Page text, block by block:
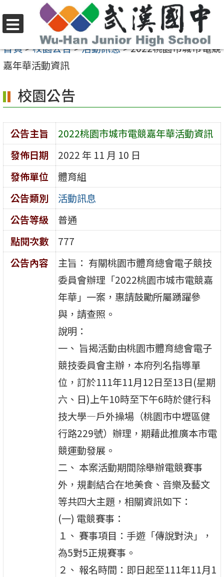
至
要
容
區
選
單
首頁>校園公告>活動訊息>2022桃園市城市電競
嘉年華活動資訊
校園公告
公告主旨
2022桃園市城市電競嘉年華活動資訊
發佈日期
2022 年 11 月 10 日
發佈單位
體育組
公告類別
活動訊息
公告等級
普通
點閱次數
777
公告內容
主旨： 有關桃園市體育總會電子競技
委員會辦理「2022桃園市城市電競嘉
年華」一案，惠請鼓勵所屬踴躍參
與，請查照。
說明：
一、 旨揭活動由桃園市體育總會電子
競技委員會主辦，本府列名指導單
位，訂於111年11月12日至13日(星期
六、日)上午10時至下午6時於健行科
技大學—戶外操場（桃園市中壢區健
行路229號）辦理，期藉此推廣本市電
競運動發展。
二、 本案活動期間除舉辦電競賽事
外，規劃結合在地美食、音樂及藝文
等共四大主題，相關資訊如下：
(一) 電競賽事：
１、 賽事項目：手遊「傳說對決」，
為5對5正規賽事。
２、 報名時間：即日起至111年11月1